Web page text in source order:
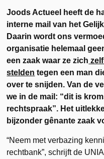
Joods Actueel heeft de
interne mail van het
Daarin wordt ons
organisatie helemaal
een zaak waar ze zich
stelden tegen een man
over te snijden. Van de
we in de mail: “dit is
rechtspraak”. Het
bijzonder gênante zaak
“Neem met verbazing
rechtbank”, schrijft de